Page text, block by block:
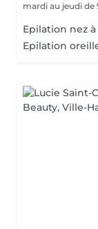
mardi au jeudi de
Epilation nez à
Epilation